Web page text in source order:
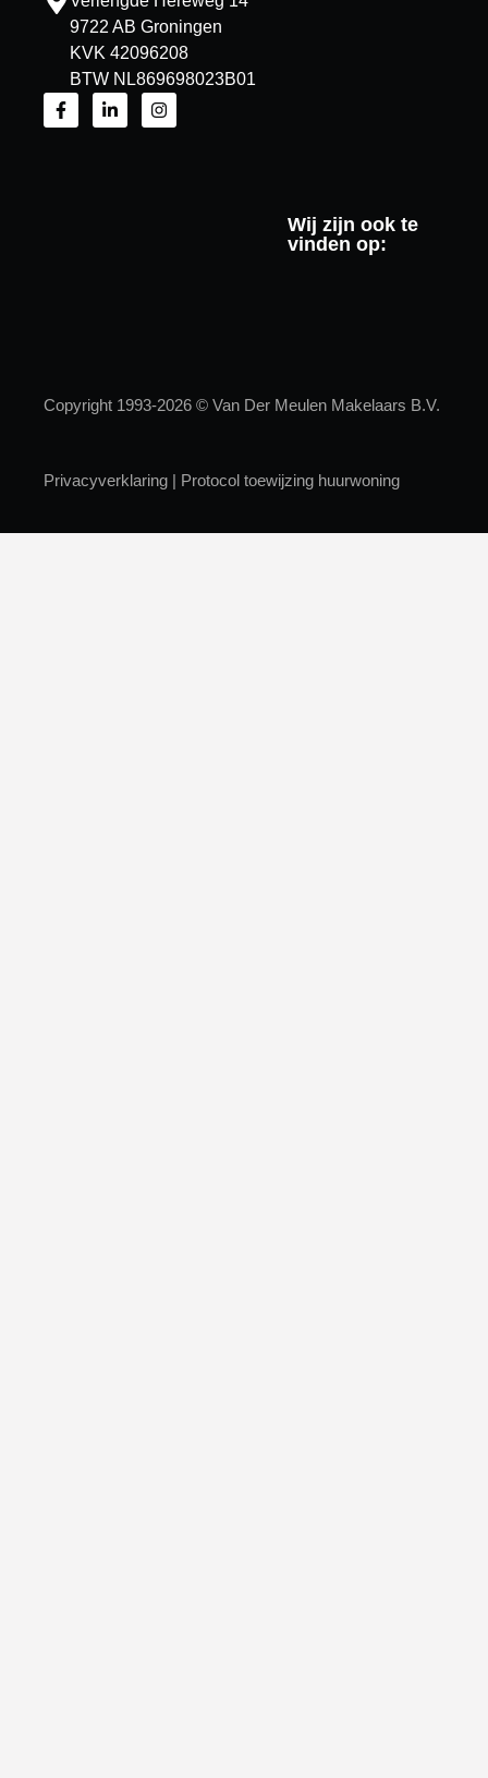
9722 AB Groningen
KVK 42096208
BTW NL869698023B01
Wij zijn ook te
vinden op:
Copyright 1993-2026 © Van Der Meulen Makelaars B.V.
Privacyverklaring | Protocol toewijzing huurwoning